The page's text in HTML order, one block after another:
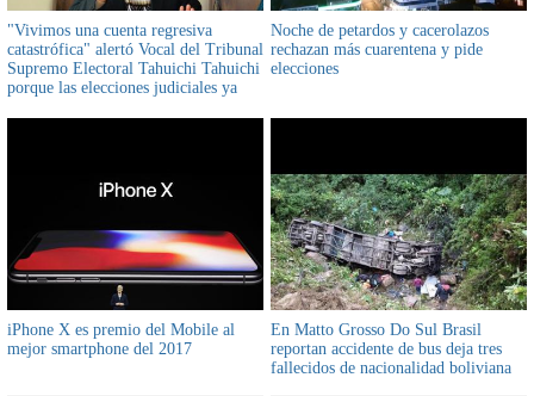
"Vivimos una cuenta regresiva
catastrófica" alertó Vocal del Tribunal
Supremo Electoral Tahuichi Tahuichi
porque las elecciones judiciales ya
Noche de petardos y cacerolazos
rechazan más cuarentena y pide
elecciones
iPhone X es premio del Mobile al
mejor smartphone del 2017
En Matto Grosso Do Sul Brasil
reportan accidente de bus deja tres
fallecidos de nacionalidad boliviana